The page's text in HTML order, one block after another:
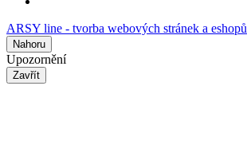
ARSY line - tvorba webových stránek a eshopů
Nahoru
Upozornění
Zavřít